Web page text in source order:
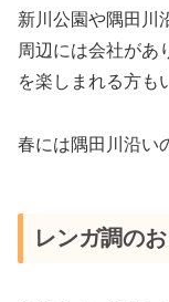
新川公園や隅田川
周辺には会社があ
を楽しまれる方も
春には隅田川沿い
レンガ調の